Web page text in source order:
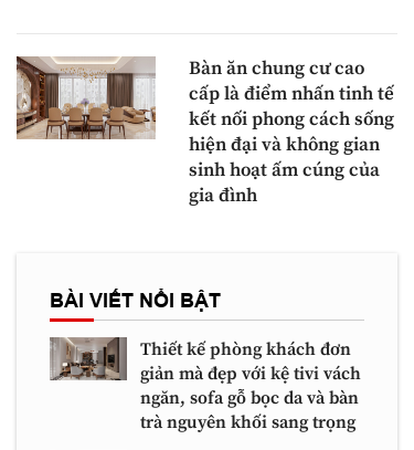
Bàn ăn chung cư cao
cấp là điểm nhấn tinh tế
kết nối phong cách sống
hiện đại và không gian
sinh hoạt ấm cúng của
gia đình
BÀI VIẾT NỔI BẬT
Thiết kế phòng khách đơn
giản mà đẹp với kệ tivi vách
ngăn, sofa gỗ bọc da và bàn
trà nguyên khối sang trọng